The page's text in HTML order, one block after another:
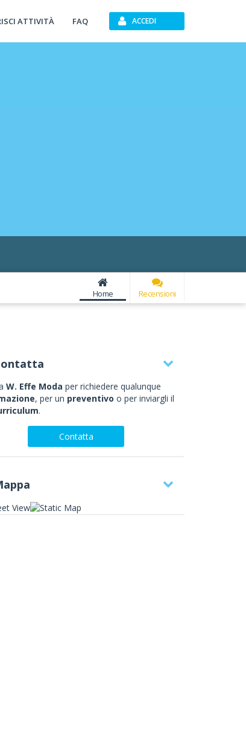
ATTIVITÀ FAQ ACCEDI
Home Recensioni
W. Effe Moda per richiedere qualunque
, per un preventivo o per inviargli il
.
Contatta